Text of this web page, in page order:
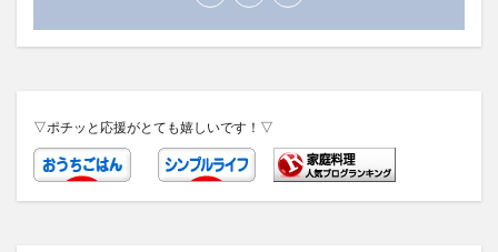
▽ポチッと応援がとても嬉しいです！▽